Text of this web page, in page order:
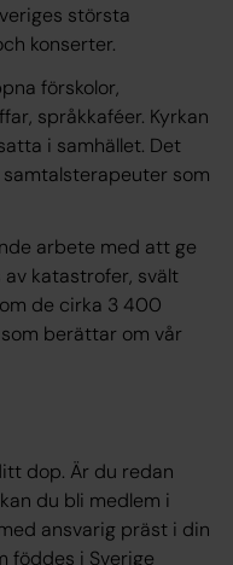
största
konserter.
förskolor,
språkkaféer. Kyrkan
i samhället. Det
som
arbete med att ge
katastrofer, svält
de cirka 3 400
berättar om vår
dop. Är du redan
du bli medlem i
ansvarig präst i din
föddes i Sverige